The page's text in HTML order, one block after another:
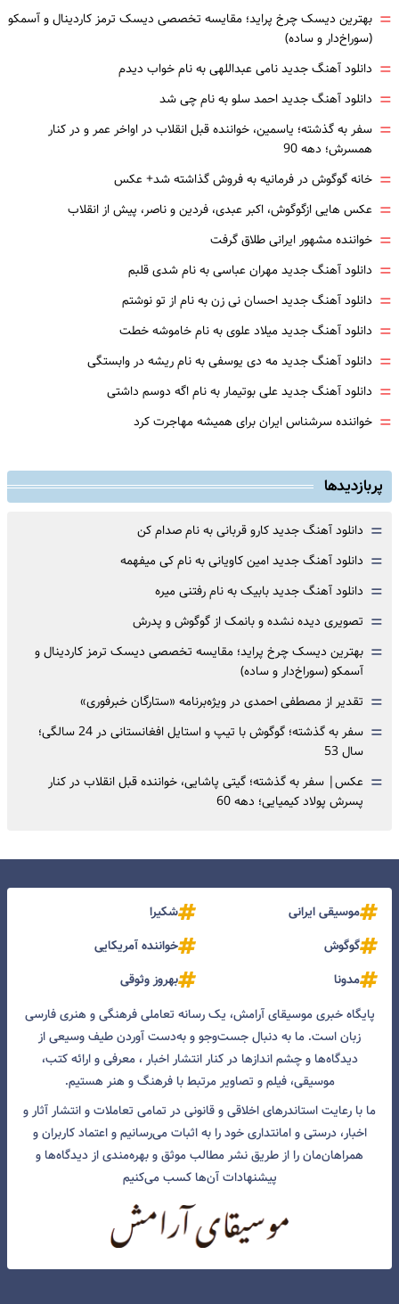
= بهترین دیسک چرخ پراید؛ مقایسه تخصصی دیسک ترمز کاردینال و آسمکو
(سوراخ‌دار و ساده)
= دانلود آهنگ جدید نامی عبداللهی به نام خواب دیدم
= دانلود آهنگ جدید احمد سلو به نام چی شد
= سفر به گذشته؛ یاسمین، خواننده قبل انقلاب در اواخر عمر و در کنار
همسرش؛ دهه 90
= خانه گوگوش در فرمانیه به فروش گذاشته شد+ عکس
= عکس هایی ازگوگوش، اکبر عبدی، فردین و ناصر، پیش از انقلاب
= خواننده مشهور ایرانی طلاق گرفت
= دانلود آهنگ جدید مهران عباسی به نام شدی قلبم
= دانلود آهنگ جدید احسان نی زن به نام از تو نوشتم
= دانلود آهنگ جدید میلاد علوی به نام خاموشه خطت
= دانلود آهنگ جدید مه دی یوسفی به نام ریشه در وابستگی
= دانلود آهنگ جدید علی بوتیمار به نام اگه دوسم داشتی
= خواننده سرشناس ایران برای همیشه مهاجرت کرد
پربازدیدها
= دانلود آهنگ جدید کارو قربانی به نام صدام کن
= دانلود آهنگ جدید امین کاویانی به نام کی میفهمه
= دانلود آهنگ جدید بابیک به نام رفتنی میره
= تصویری دیده نشده و بانمک از گوگوش و پدرش
= بهترین دیسک چرخ پراید؛ مقایسه تخصصی دیسک ترمز کاردینال و
آسمکو (سوراخ‌دار و ساده)
= تقدیر از مصطفی احمدی در ویژه‌برنامه «ستارگان خبرفوری»
=
سفر به گذشته؛ گوگوش با تیپ و استایل افغانستانی در 24 سالگی؛
سال 53
= عکس| سفر به گذشته؛ گیتی پاشایی، خواننده قبل انقلاب در کنار
پسرش پولاد کیمیایی؛ دهه 60
موسیقی ایرانی
شکیرا
گوگوش
خواننده آمریکایی
مدونا
بهروز وثوقی
پایگاه خبری موسیقای آرامش، یک رسانه تعاملی فرهنگی و هنری فارسی
زبان است. ما به دنبال جست‌و‌جو و به‌دست آوردن طیف وسیعی از
دیدگاه‌ها و چشم انداز‌ها در کنار انتشار اخبار ، معرفی و ارائه کتب،
موسیقی، فیلم و تصاویر مرتبط با فرهنگ و هنر هستیم.
ما با رعایت استاندرهای اخلاقی و قانونی در تمامی تعاملات و انتشار آثار و
اخبار، درستی و امانتداری خود را به اثبات می‌رسانیم و اعتماد کاربران و
همراهان‌مان را از طریق نشر مطالب موثق و بهره‌مندی از دیدگاه‌ها و
پیشنهادات آن‌ها کسب می‌کنیم